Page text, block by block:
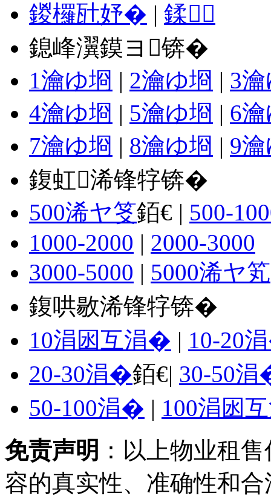
鍐欏瓧妤� | 鍒
鎴峰瀷鏌ヨ锛�
1瀹ゆ埛 | 2瀹ゆ埛 | 3
4瀹ゆ埛 | 5瀹ゆ埛 | 6
7瀹ゆ埛 | 8瀹ゆ埛 | 9
鍑虹浠锋牸锛�
500浠ヤ笅銆€ | 500-
1000-2000 | 2000-3000
3000-5000 | 5000浠ヤ笂
鍑哄敭浠锋牸锛�
10涓囦互涓� | 10-20
20-30涓�銆€| 30-50
50-100涓� | 100涓囦
免责声明 ：以上物业租
容的真实性、准确性和